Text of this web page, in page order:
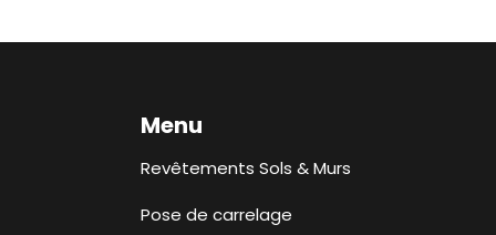
Menu
Revêtements Sols & Murs
Pose de carrelage